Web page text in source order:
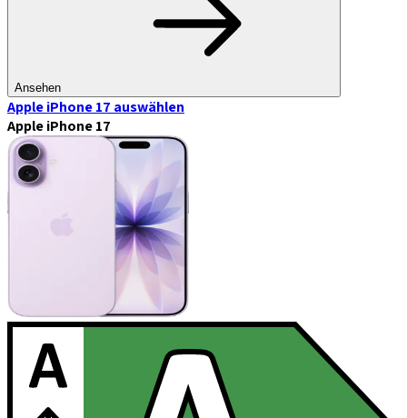
Ansehen
Apple iPhone 17 auswählen
Apple iPhone 17